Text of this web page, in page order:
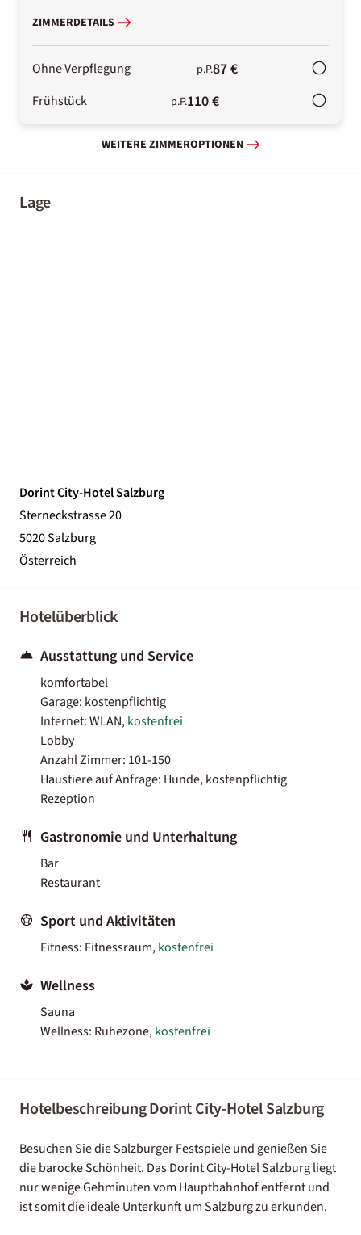
ZIMMERDETAILS
Ohne Verpflegung p.P.87 €
Frühstück p.P.110 €
WEITERE ZIMMEROPTIONEN
Lage
Dorint City-Hotel Salzburg
Sterneckstrasse 20
5020 Salzburg
Österreich
Hotelüberblick
Ausstattung und Service
komfortabel
Garage: kostenpflichtig
Internet: WLAN,kostenfrei
Lobby
Anzahl Zimmer: 101-150
Haustiere auf Anfrage: Hunde, kostenpflichtig
Rezeption
Gastronomie und Unterhaltung
Bar
Restaurant
Sport und Aktivitäten
Fitness: Fitnessraum,kostenfrei
Wellness
Sauna
Wellness: Ruhezone,kostenfrei
Hotelbeschreibung Dorint City-Hotel Salzburg
Besuchen Sie die Salzburger Festspiele und genießen Sie
die barocke Schönheit. Das Dorint City-Hotel Salzburg liegt
nur wenige Gehminuten vom Hauptbahnhof entfernt und
ist somit die ideale Unterkunft um Salzburg zu erkunden.